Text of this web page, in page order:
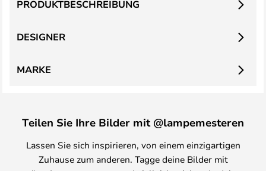
PRODUKTBESCHREIBUNG
DESIGNER
MARKE
Teilen Sie Ihre Bilder mit @lampemesteren
Lassen Sie sich inspirieren, von einem einzigartigen
Zuhause zum anderen. Tagge deine Bilder mit